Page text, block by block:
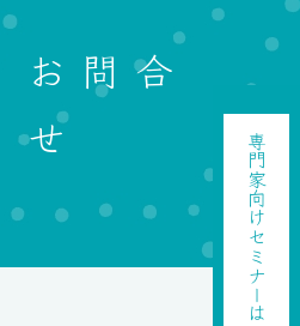
専門家向け
お問合
せ